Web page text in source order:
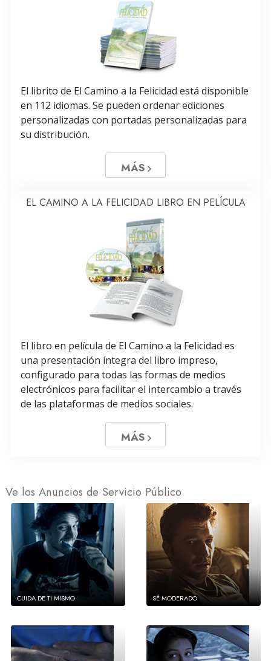
El librito de El Camino a la Felicidad está disponible
en 112 idiomas. Se pueden ordenar ediciones
personalizadas con portadas personalizadas para
su distribución.
MÁS
EL CAMINO A LA FELICIDAD LIBRO EN PELÍCULA
El libro en película de El Camino a la Felicidad es
una presentación íntegra del libro impreso,
configurado para todas las formas de medios
electrónicos para facilitar el intercambio a través
de las plataformas de medios sociales.
MÁS
Ve los Anuncios de Servicio Público
CUIDA DE TI MISMO SÉ MODERADO